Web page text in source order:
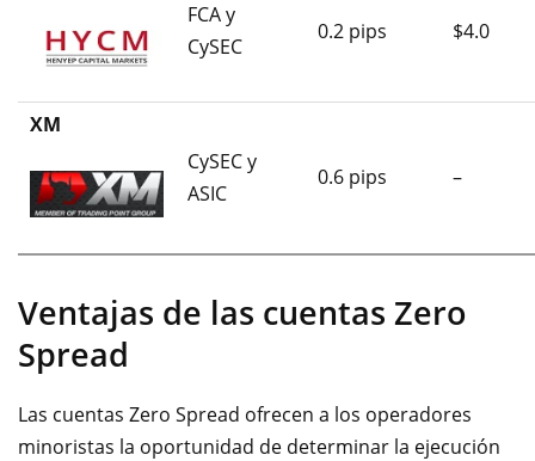
FCA y
CySEC
0.2 pips $4.0
XM
CySEC y
ASIC
0.6 pips –
Ventajas de las cuentas Zero
Spread
Las cuentas Zero Spread ofrecen a los operadores
minoristas la oportunidad de determinar la ejecución